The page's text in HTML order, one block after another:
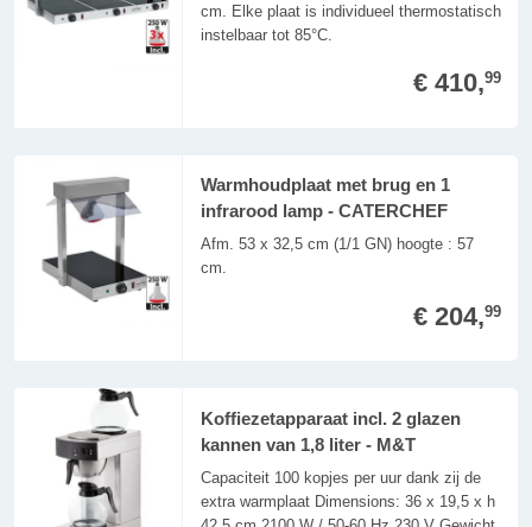
cm. Elke plaat is individueel thermostatisch
instelbaar tot 85°C.
€ 410,99
Warmhoudplaat met brug en 1
infrarood lamp - CATERCHEF
Afm. 53 x 32,5 cm (1/1 GN) hoogte : 57
cm.
€ 204,99
Koffiezetapparaat incl. 2 glazen
kannen van 1,8 liter - M&T
Capaciteit 100 kopjes per uur dank zij de
extra warmplaat Dimensions: 36 x 19,5 x h